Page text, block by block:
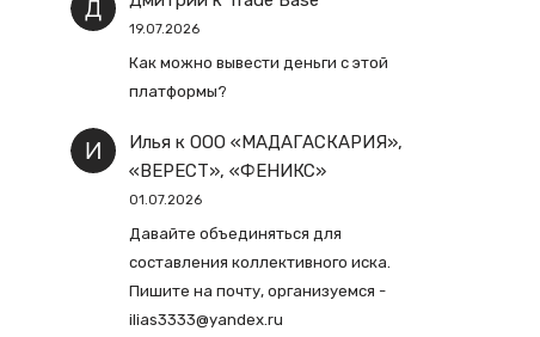
19.07.2026
Как можно вывести деньги с этой
платформы?
Ильяк ООО «МАДАГАСКАРИЯ»,
«ВЕРЕСТ», «ФЕНИКС»
01.07.2026
Давайте объединяться для
составления коллективного иска.
Пишите на почту, организуемся -
ilias3333@yandex.ru